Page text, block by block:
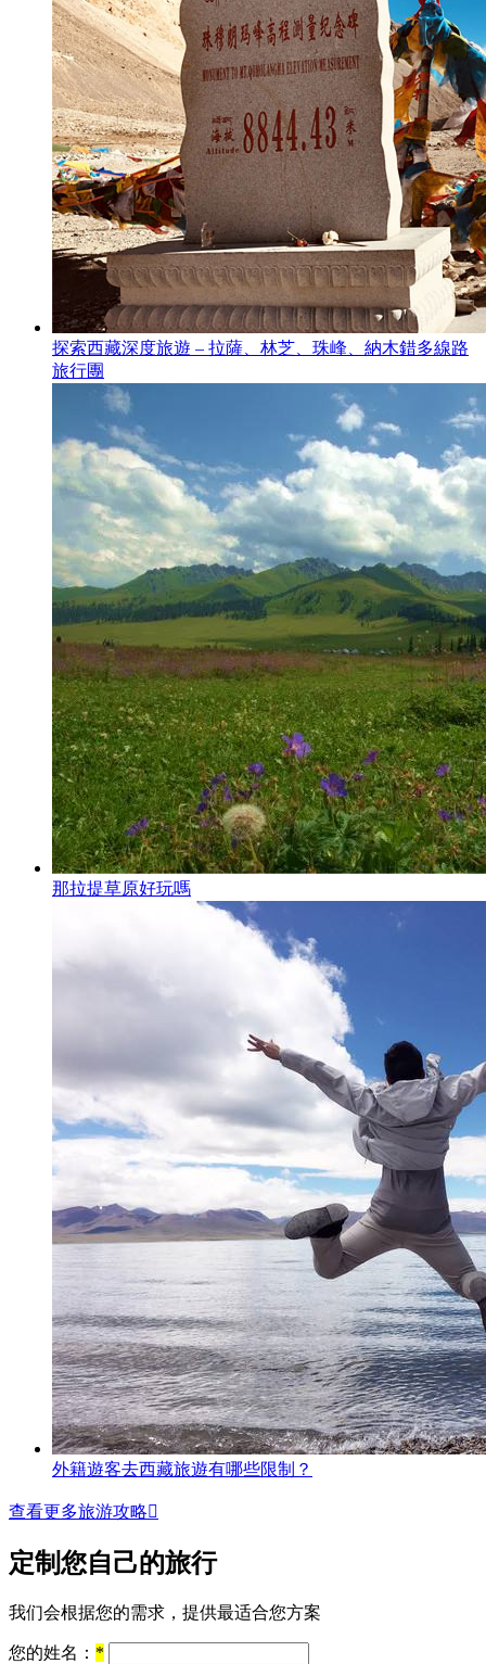
探索西藏深度旅遊 – 拉薩、林芝、珠峰、納木錯多線路
旅行團
那拉提草原好玩嗎
外籍遊客去西藏旅遊有哪些限制？
查看更多旅游攻略
定制您自己的旅行
我们会根据您的需求，提供最适合您方案
您的姓名： *